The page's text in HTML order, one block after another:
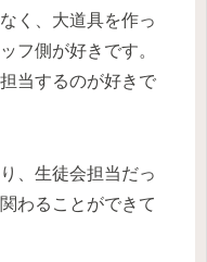
く、大道具を作っ
フ側が好きです。
当するのが好きで
、生徒会担当だっ
わることができて